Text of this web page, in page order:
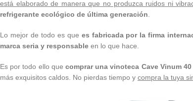
está elaborado de manera que no produzca ruidos ni
refrigerante ecológico de última generación
Lo mejor de todo es que es fabricada por la firma
marca seria y responsable en lo que hace.
Es por todo ello quecomprar una vinoteca Cave Vinum
más exquisitos caldos. No pierdas tiempo y compra la tuya